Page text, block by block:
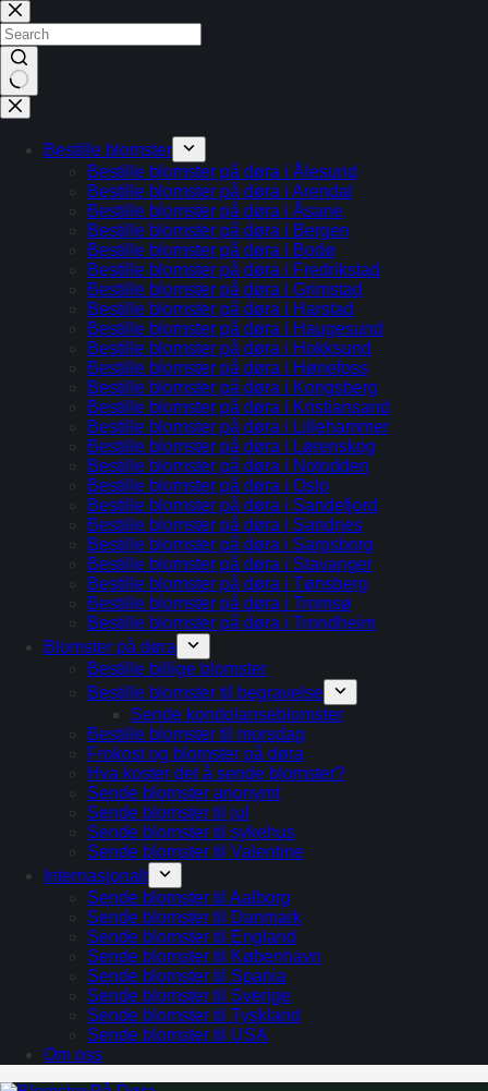
Skip
to
content
No
results
Bestille blomster
Bestille blomster på døra i Ålesund
Bestille blomster på døra i Arendal
Bestille blomster på døra i Åsane
Bestille blomster på døra i Bergen
Bestille blomster på døra i Bodø
Bestille blomster på døra i Fredrikstad
Bestille blomster på døra i Grimstad
Bestille blomster på døra i Harstad
Bestille blomster på døra i Haugesund
Bestille blomster på døra i Hokksund
Bestille blomster på døra i Hønefoss
Bestille blomster på døra i Kongsberg
Bestille blomster på døra i Kristiansand
Bestille blomster på døra i Lillehammer
Bestille blomster på døra i Lørenskog
Bestille blomster på døra i Notodden
Bestille blomster på døra i Oslo
Bestille blomster på døra i Sandefjord
Bestille blomster på døra i Sandnes
Bestille blomster på døra i Sarpsborg
Bestille blomster på døra i Stavanger
Bestille blomster på døra i Tønsberg
Bestille blomster på døra i Tromsø
Bestille blomster på døra i Trondheim
Blomster på døra
Bestille billige blomster
Bestille blomster til begravelse
Sende kondolanseblomster
Bestille blomster til morsdag
Frokost og blomster på døra
Hva koster det å sende blomster?
Sende blomster anonymt
Sende blomster til jul
Sende blomster til sykehus
Sende blomster til Valentine
Internasjonalt
Sende blomster til Aalborg
Sende blomster til Danmark
Sende blomster til England
Sende blomster til København
Sende blomster til Spania
Sende blomster til Sverige
Sende blomster til Tyskland
Sende blomster til USA
Om oss